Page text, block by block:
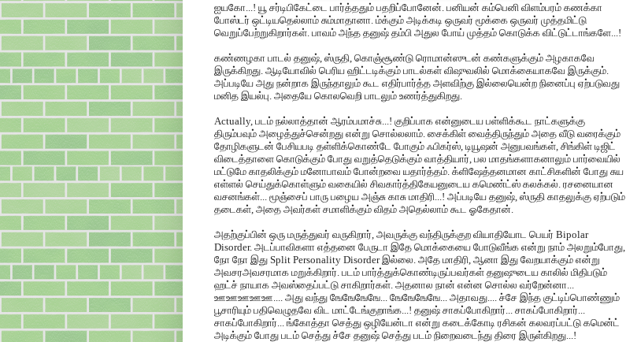
ஐயகோ...! யூ சர்டிபிகேட்டை பார்த்ததும் பதறிப்போனேன். பனியன் கம்பெனி விளம்பரம் கணக்கா
போஸ்டர் ஒட்டியதெல்லாம் சும்மாதானா. ம்க்கும் அடிக்கடி ஒருவர் மூக்கை ஒருவர் முத்தமிட்டு
வெறுப்பேற்றுகிறார்கள். பாவம் அந்த தனுஷ் தம்பி அதுல போய் முத்தம் கொடுக்க விட்டுட்டாங்களே...!
கண்ணழகா பாடல் தனுஷ், ஸ்ருதி, கொஞ்சூண்டு ரொமான்ஸுடன் கண்களுக்கும் அழகாகவே
இருக்கிறது. ஆடியோவில் பெரிய ஹிட்டடிக்கும் பாடல்கள் விஷுவலில் மொக்கையாகவே இருக்கும்.
அப்படியே அது நன்றாக இருந்தாலும் கூட எதிர்பார்த்த அளவிற்கு இல்லையென்ற நினைப்பு ஏற்படுவது
மனித இயல்பு. அதையே கொலவெறி பாடலும் உணர்த்துகிறது.
Actually, படம் நல்லாத்தான் ஆரம்பமாச்சு...! குறிப்பாக என்னுடைய பள்ளிக்கூட நாட்களுக்கு
திரும்பவும் அழைத்துச்சென்றது என்று சொல்லலாம். சைக்கிள் வைத்திருந்தும் அதை வீடு வரைக்கும்
தோழிகளுடன் பேசியபடி தள்ளிக்கொண்டே போகும் ஃபிகர்ஸ், டியூஷன் அனுபவங்கள், சிங்கிள் டிஜிட்
விடைத்தாளை கொடுக்கும் போது வறுத்தெடுக்கும் வாத்தியார், பல மாதங்களாகனாலும் பார்வையில்
மட்டுமே காதலிக்கும் மனோபாவம் போன்றவை யதார்த்தம். க்ளிஷேத்தனமான காட்சிகளின் போது சுய
எள்ளல் செய்துக்கொள்ளும் வகையில் சிவகார்த்திகேயனுடைய கமெண்ட்ஸ் கலக்கல். ரசனையான
வசனங்கள்... மூஞ்சைப் பாரு பழைய அஞ்சு காசு மாதிரி...! அப்படியே தனுஷ், ஸ்ருதி காதலுக்கு ஏற்படும்
தடைகள், அதை அவர்கள் சமாளிக்கும் விதம் அதெல்லாம் கூட ஓகேதான்.
அதற்குப்பின் ஒரு மருத்துவர் வருகிறார், அவருக்கு வந்திருக்குற வியாதியோட பெயர் Bipolar
Disorder. அடப்பாவிகளா எத்தனை பேருடா இதே மொக்கையை போடுவீங்க என்று நாம் அலறும்போது,
நோ நோ இது Split Personality Disorder இல்லை. அதே மாதிரி, ஆனா இது வேறயாக்கும் என்று
அவசரஅவசரமாக மறுக்கிறார். படம் பார்த்துக்கொண்டிருப்பவர்கள் தனுஷுடைய காலில் மிதிபடும்
ஹட்ச் நாயாக அவஸ்தைப்பட்டு சாகிறார்கள். அதனால நான் என்ன சொல்ல வர்றேன்னா...
ஊஊஊஊஊ.... அது வந்து ஙேஙேஙேஙே... ஙேஙேஙேஙே... அதாவது.... ச்சே இந்த குட்டிப்பொண்ணும்
பூசாரியும் பதிவெழுதவே விட மாட்டேங்குறாங்க...! தனுஷ் சாகப்போகிறார்... சாகப்போகிறார்...
சாகப்போகிறார்... ங்கோத்தா செத்து ஒழியேன்டா என்று கடைக்கோடி ரசிகன் கலவரப்பட்டு கமென்ட்
அடிக்கும் போது படம் செத்து ச்சே தனுஷ் செத்து படம் நிறைவடைந்து திரை இருள்கிறது...!